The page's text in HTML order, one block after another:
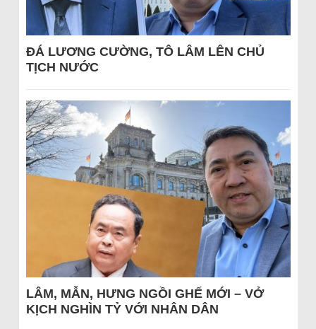
ĐÁ LƯƠNG CƯỜNG, TÔ LÂM LÊN CHỦ
TỊCH NƯỚC
LÂM, MẪN, HƯNG NGỒI GHẾ MỚI – VỞ
KỊCH NGHÌN TỶ VỚI NHÂN DÂN